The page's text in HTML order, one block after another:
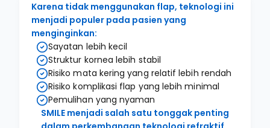
Karena tidak menggunakan flap, teknologi ini
menjadi populer pada pasien yang
menginginkan:
Sayatan lebih kecil
Struktur kornea lebih stabil
Risiko mata kering yang relatif lebih rendah
Risiko komplikasi flap yang lebih minimal
Pemulihan yang nyaman
SMILE menjadi salah satu tonggak penting